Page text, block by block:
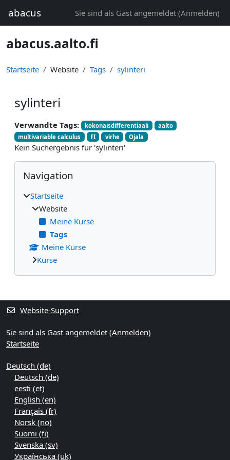
abacus Sie sind als Gast angemeldet (Anmelden)
abacus.aalto.fi
Startseite Website Tags sylinteri
sylinteri
Verwandte Tags: kokonaisdifferentiaali
aalto
multivariable calculus
FI virhe Ojala
Kein Suchergebnis für 'sylinteri'
Blöcke
Navigation überspringen
Navigation
Startseite
Website
Meine Kurse
Tags
Meine Kurse
Kurse
Ergänzungsblöcke
Website-Support
Sie sind als Gast angemeldet (Anmelden)
Startseite
Deutsch ‎(de)‎
Deutsch ‎(de)‎
eesti ‎(et)‎
English ‎(en)‎
Français ‎(fr)‎
Norsk ‎(no)‎
Suomi ‎(fi)‎
Svenska ‎(sv)‎
Українська ‎(uk)‎